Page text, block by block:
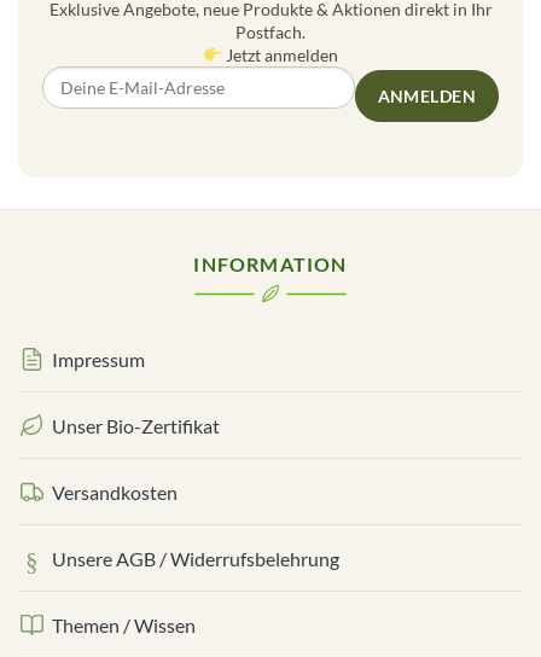
Exklusive Angebote, neue Produkte & Aktionen direkt in Ihr
Postfach.
Jetzt anmelden
ANMELDEN
INFORMATION
Impressum
Unser Bio-Zertifikat
Versandkosten
Unsere AGB / Widerrufsbelehrung
Themen / Wissen